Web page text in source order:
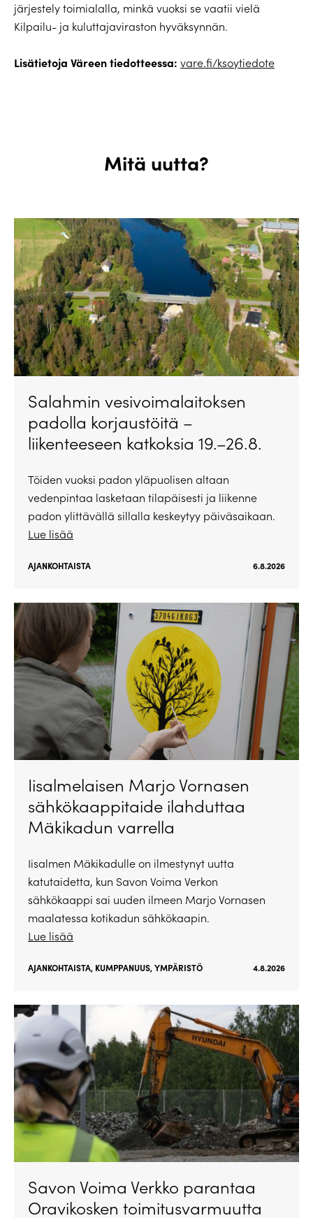
järjestely toimialalla, minkä vuoksi se vaatii vielä
Kilpailu- ja kuluttajaviraston hyväksynnän.
Lisätietoja Väreen tiedotteessa: vare.fi/ksoytiedote
Mitä uutta?
Salahmin vesivoimalaitoksen
padolla korjaustöitä –
liikenteeseen katkoksia 19.–26.8.
Töiden vuoksi padon yläpuolisen altaan
vedenpintaa lasketaan tilapäisesti ja liikenne
padon ylittävällä sillalla keskeytyy päiväsaikaan.
Lue lisää
AJANKOHTAISTA 6.8.2026
Iisalmelaisen Marjo Vornasen
sähkökaappitaide ilahduttaa
Mäkikadun varrella
Iisalmen Mäkikadulle on ilmestynyt uutta
katutaidetta, kun Savon Voima Verkon
sähkökaappi sai uuden ilmeen Marjo Vornasen
maalatessa kotikadun sähkökaapin.
Lue lisää
AJANKOHTAISTA, KUMPPANUUS,YMPÄRISTÖ 4.8.2026
Savon Voima Verkko parantaa
Oravikosken toimitusvarmuutta